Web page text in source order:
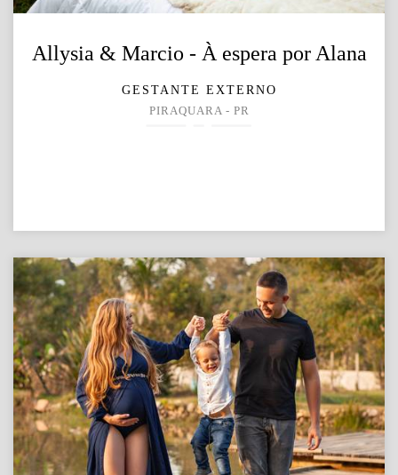
Allysia & Marcio - À espera por Alana
GESTANTE EXTERNO
PIRAQUARA - PR